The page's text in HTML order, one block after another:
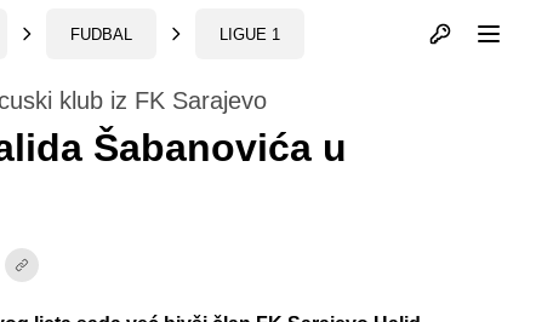
FUDBAL LIGUE 1 Otvori profil
klub iz FK Sarajevo
Šabanovića u